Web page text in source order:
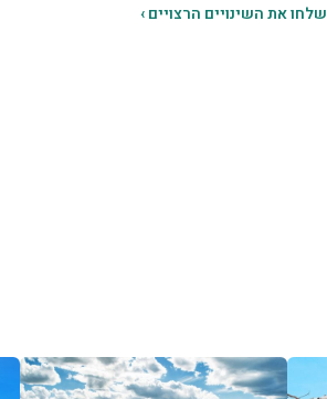
שלחו את השינויים הרצויים ›